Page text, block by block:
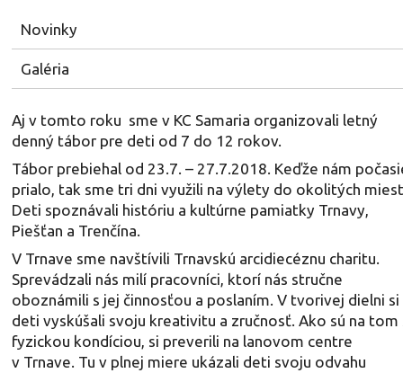
Novinky
Galéria
Aj v tomto roku sme v KC Samaria organizovali letný
denný tábor pre deti od 7 do 12 rokov.
Tábor prebiehal od 23.7. – 27.7.2018. Keďže nám
prialo, tak sme tri dni využili na výlety do okolitých
Deti spoznávali históriu a kultúrne pamiatky Trnavy,
Piešťan a Trenčína.
V Trnave sme navštívili Trnavskú arcidiecéznu charitu.
Sprevádzali nás milí pracovníci, ktorí nás stručne
oboznámili s jej činnosťou a poslaním. V tvorivej dielni si
deti vyskúšali svoju kreativitu a zručnosť. Ako sú na tom
fyzickou kondíciou, si preverili na lanovom centre
v Trnave. Tu v plnej miere ukázali deti svoju odvahu